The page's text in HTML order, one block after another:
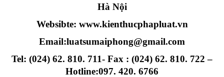
Hà Nội
Websibte: www.kienthucphapluat.vn
Email:luatsumaiphong@gmail.com
Tel: (024) 62. 810. 711- Fax : (024) 62. 810. 722 –
Hotline:097. 420. 6766